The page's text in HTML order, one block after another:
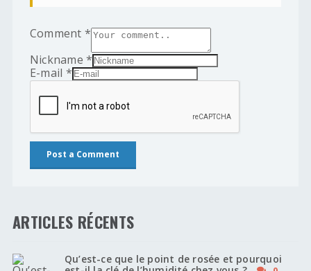
Comment *
Nickname*
E-mail *
ARTICLES RÉCENTS
Qu’est-ce que le point de rosée et pourquoi